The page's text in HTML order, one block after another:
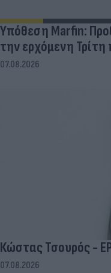
Υπόθεση Marfin:
την ερχόμενη
07.08.2026
Κώστας Τσουρός -
07.08.2026